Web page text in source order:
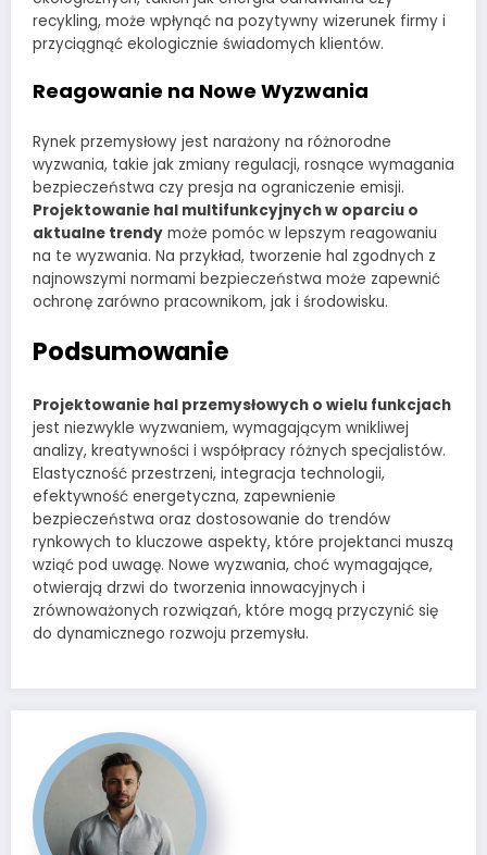
recykling, może wpłynąć na pozytywny wizerunek firmy i
przyciągnąć ekologicznie świadomych klientów.
Reagowanie na Nowe Wyzwania
Rynek przemysłowy jest narażony na różnorodne
wyzwania, takie jak zmiany regulacji, rosnące wymagania
bezpieczeństwa czy presja na ograniczenie emisji.
Projektowanie hal multifunkcyjnych w oparciu o
aktualne trendy może pomóc w lepszym reagowaniu
na te wyzwania. Na przykład, tworzenie hal zgodnych z
najnowszymi normami bezpieczeństwa może zapewnić
ochronę zarówno pracownikom, jak i środowisku.
Podsumowanie
Projektowanie hal przemysłowych o wielu funkcjach
jest niezwykle wyzwaniem, wymagającym wnikliwej
analizy, kreatywności i współpracy różnych specjalistów.
Elastyczność przestrzeni, integracja technologii,
efektywność energetyczna, zapewnienie
bezpieczeństwa oraz dostosowanie do trendów
rynkowych to kluczowe aspekty, które projektanci muszą
wziąć pod uwagę. Nowe wyzwania, choć wymagające,
otwierają drzwi do tworzenia innowacyjnych i
zrównoważonych rozwiązań, które mogą przyczynić się
do dynamicznego rozwoju przemysłu.